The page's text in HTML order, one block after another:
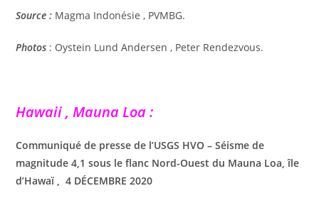
Source : Magma Indonésie , PVMBG.
Photos : Oystein Lund Andersen , Peter Rendezvous.
Hawaii , Mauna Loa :
Communiqué de presse de l’USGS HVO – Séisme de
magnitude 4,1 sous le flanc Nord-Ouest du Mauna Loa, île
d’Hawaï , 4 DÉCEMBRE 2020